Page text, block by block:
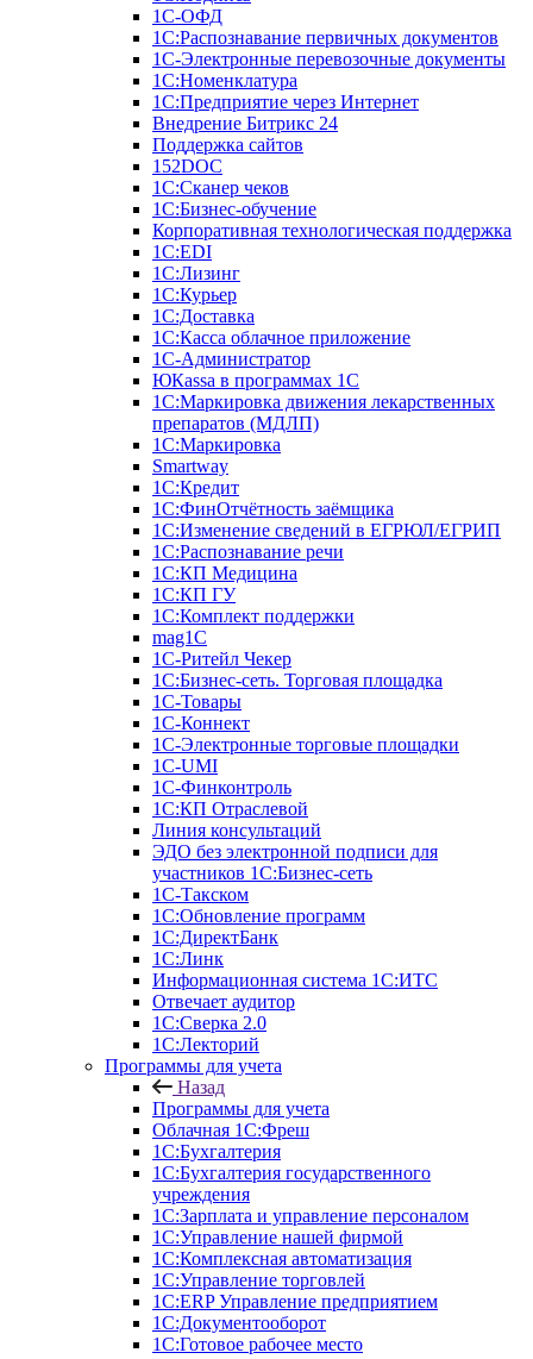
1С-ОФД
1С:Распознавание первичных документов
1С-Электронные перевозочные документы
1С:Номенклатура
1С:Предприятие через Интернет
Внедрение Битрикс 24
Поддержка сайтов
152DOC
1С:Сканер чеков
1С:Бизнес-обучение
Корпоративная технологическая поддержка
1С:ЕDI
1С:Лизинг
1С:Курьер
1С:Доставка
1С:Касса облачное приложение
1С-Администратор
ЮКаssа в программах 1С
1С:Маркировка движения лекарственных
препаратов (МДЛП)
1С:Маркировка
Smartway
1С:Кредит
1С:ФинОтчётность заёмщика
1С:Изменение сведений в ЕГРЮЛ/ЕГРИП
1С:Распознавание речи
1С:КП Медицина
1С:КП ГУ
1С:Комплект поддержки
mag1C
1С-Ритейл Чекер
1С:Бизнес-сеть. Торговая площадка
1С-Товары
1С-Коннект
1С-Электронные торговые площадки
1C-UMI
1С-Финконтроль
1С:КП Отраслевой
Линия консультаций
ЭДО без электронной подписи для
участников 1С:Бизнес-сеть
1С-Такском
1С:Обновление программ
1С:ДиректБанк
1С:Линк
Информационная система 1С:ИТС
Отвечает аудитор
1С:Сверка 2.0
1С:Лекторий
Программы для учета
Назад
Программы для учета
Облачная 1С:Фреш
1С:Бухгалтерия
1С:Бухгалтерия государственного
учреждения
1С:Зарплата и управление персоналом
1С:Управление нашей фирмой
1С:Комплексная автоматизация
1С:Управление торговлей
1С:ERP Управление предприятием
1С:Документооборот
1C:Готовое рабочее место